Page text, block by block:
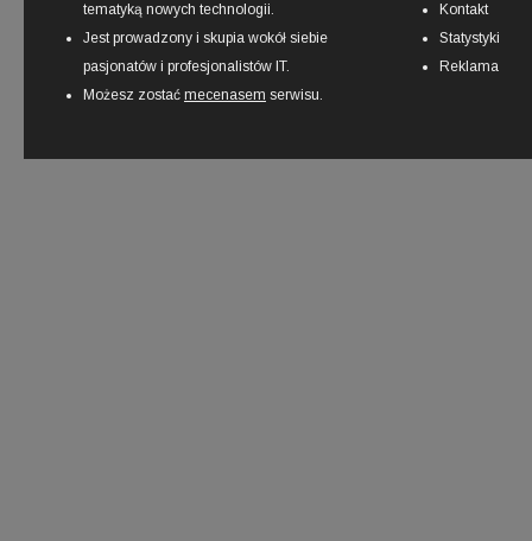
tematyką nowych technologii.
Jest prowadzony i skupia wokół siebie
pasjonatów i profesjonalistów IT.
Możesz zostać mecenasem serwisu.
Kontakt
Statystyki
Reklama